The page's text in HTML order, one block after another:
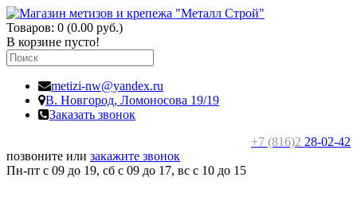
Товаров: 0 (0.00 руб.)
В корзине пусто!
metizi-nw@yandex.ru
В. Новгород, Ломоносова 19/19
Заказать звонок
+7 (816)2 28-02-42
позвоните или закажите звонок
Пн-пт с 09 до 19, сб с 09 до 17, вс c 10 до 15